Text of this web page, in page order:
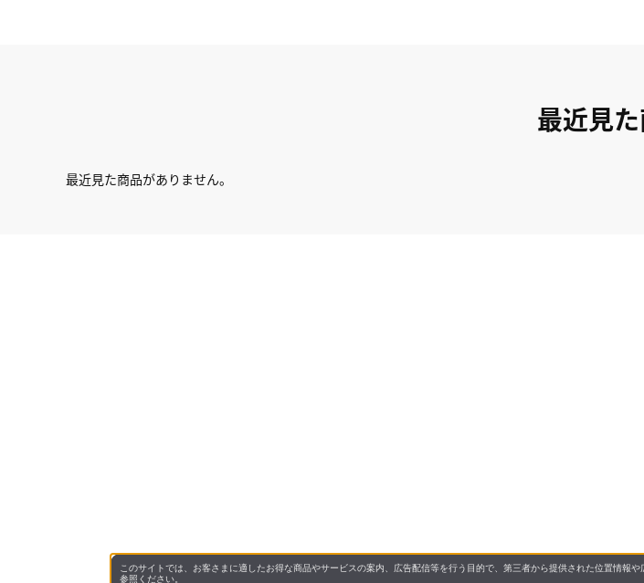
最近見
最近見た商品がありません。
このサイトでは、お客さまに適したお得な商品やサービスの案内、広告配信等を行う目的で、第三者から提供された位置情報
参照ください。